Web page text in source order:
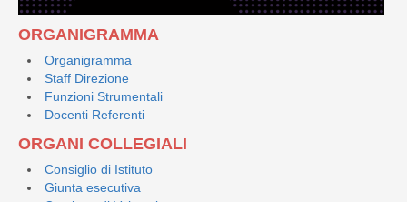
ORGANIGRAMMA
Organigramma
Staff Direzione
Funzioni Strumentali
Docenti Referenti
ORGANI COLLEGIALI
Consiglio di Istituto
Giunta esecutiva